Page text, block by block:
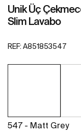
Unik Üç
Slim Lavabo
REF: A851853547
547 - Matt Grey